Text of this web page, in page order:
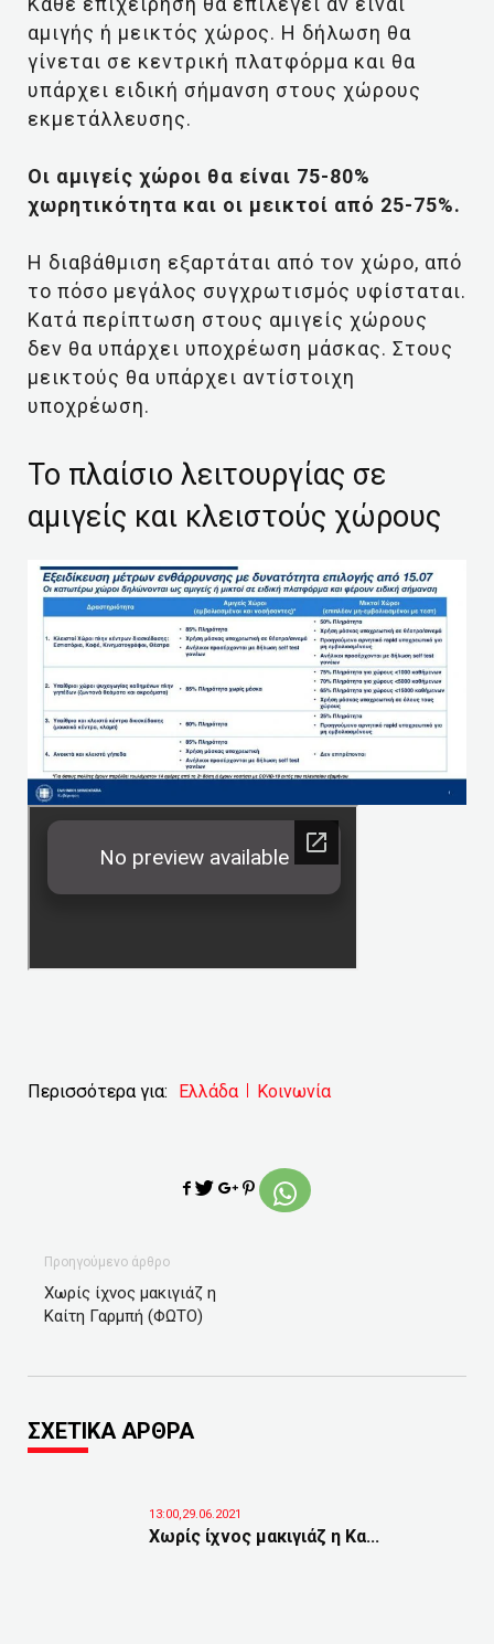
αμιγής ή μεικτός χώρος. Η δήλωση θα
γίνεται σε κεντρική πλατφόρμα και θα
υπάρχει ειδική σήμανση στους χώρους
εκμετάλλευσης.
Οι αμιγείς χώροι θα είναι 75-80%
χωρητικότητα και οι μεικτοί από 25-75%.
Η διαβάθμιση εξαρτάται από τον χώρο, από
το πόσο μεγάλος συγχρωτισμός υφίσταται.
Κατά περίπτωση στους αμιγείς χώρους
δεν θα υπάρχει υποχρέωση μάσκας. Στους
μεικτούς θα υπάρχει αντίστοιχη
υποχρέωση.
To πλαίσιο λειτουργίας σε
αμιγείς και κλειστούς χώρους
Περισσότερα για: Ελλάδα Κοινωνία
Προηγούμενο άρθρο
Χωρίς ίχνος μακιγιάζ η
Καίτη Γαρμπή (ΦΩΤΟ)
ΣΧΕΤΙΚΑ ΑΡΘΡΑ
13:00,29.06.2021
Χωρίς ίχνος μακιγιάζ η Κα...